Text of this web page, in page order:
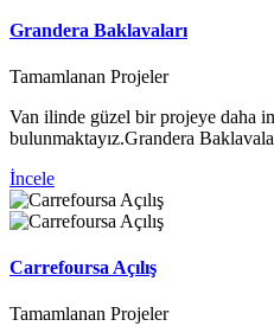
Grandera Baklavaları
Tamamlanan Projeler
Van ilinde güzel bir projeye daha
bulunmaktayız.Grandera
İncele
Carrefoursa Açılış
Tamamlanan Projeler